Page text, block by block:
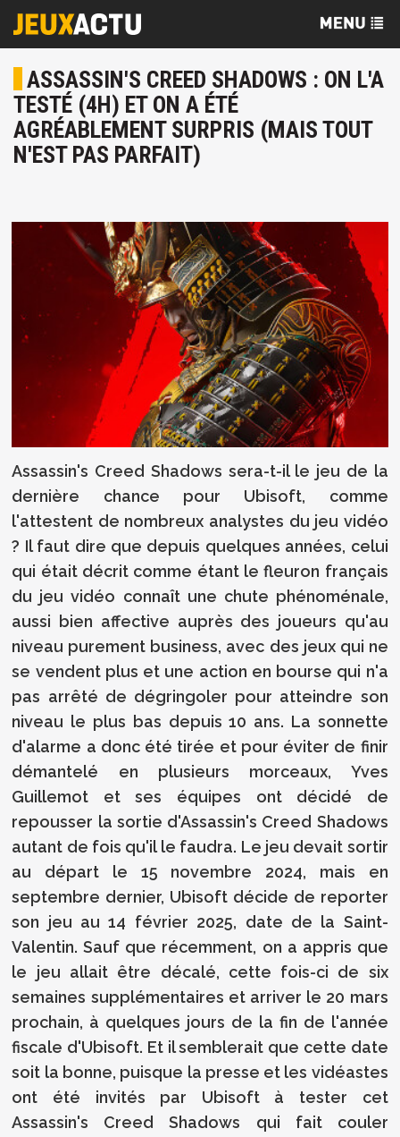
ASSASSIN'S CREED SHADOWS : ON L'A
TESTÉ (4H) ET ON A ÉTÉ
AGRÉABLEMENT SURPRIS (MAIS TOUT
N'EST PAS PARFAIT)
Assassin's Creed Shadows sera-t-il le jeu de la
dernière chance pour Ubisoft, comme
l'attestent de nombreux analystes du jeu vidéo
? Il faut dire que depuis quelques années, celui
qui était décrit comme étant le fleuron français
du jeu vidéo connaît une chute phénoménale,
aussi bien affective auprès des joueurs qu'au
niveau purement business, avec des jeux qui ne
se vendent plus et une action en bourse qui n'a
pas arrêté de dégringoler pour atteindre son
niveau le plus bas depuis 10 ans. La sonnette
d'alarme a donc été tirée et pour éviter de finir
démantelé en plusieurs morceaux, Yves
Guillemot et ses équipes ont décidé de
repousser la sortie d'Assassin's Creed Shadows
autant de fois qu'il le faudra. Le jeu devait sortir
au départ le 15 novembre 2024, mais en
septembre dernier, Ubisoft décide de reporter
son jeu au 14 février 2025, date de la Saint-
Valentin. Sauf que récemment, on a appris que
le jeu allait être décalé, cette fois-ci de six
semaines supplémentaires et arriver le 20 mars
prochain, à quelques jours de la fin de l'année
fiscale d'Ubisoft. Et il semblerait que cette date
soit la bonne, puisque la presse et les vidéastes
ont été invités par Ubisoft à tester cet
Assassin's Creed Shadows qui fait couler